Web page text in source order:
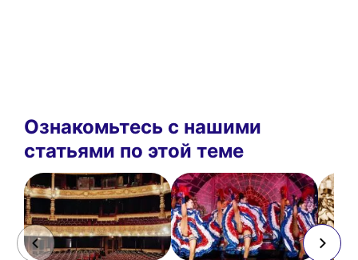
Ознакомьтесь с нашими
статьями по этой теме